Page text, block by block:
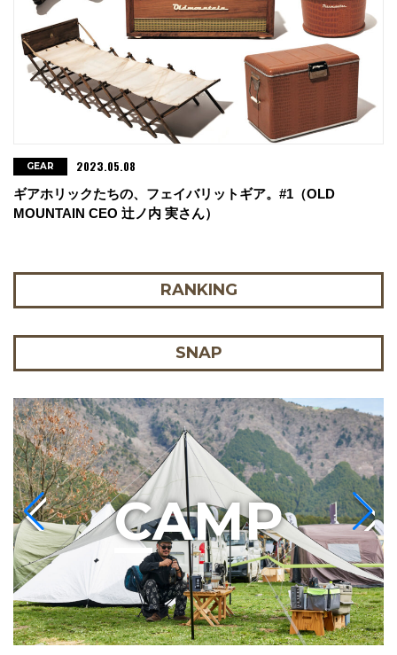
ギアホリックたちの、フェイバリットギア。#1（OLD
MOUNTAIN CEO 辻ノ内 実さん）
GEAR 2023.05.08
RANKING
SNAP
CAMP